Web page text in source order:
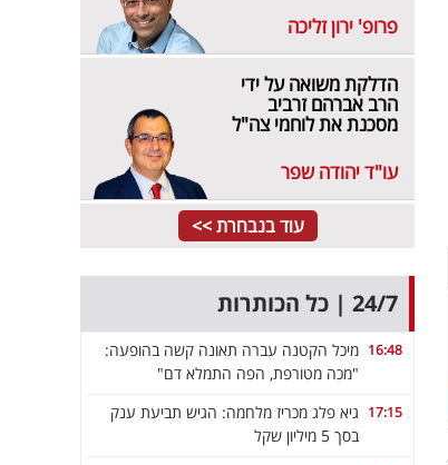
פרופ' ירון זליכה
הדלקת משואה על ידי
הרב אברהם זרביב
מסכנת את לוחמי צה"ל
עו"ד יהודה שפר
עוד בנבחרת >>
24/7 | כל הכותרות
16:48 מיכל הקטנה עברה תאונה קשה בהופעה:
"מכה מטורפת, הפה התמלא דם"
17:15 גיא פלג מכריז מלחמה: הגיש תביעת ענק
בסך 5 מיליון שקל